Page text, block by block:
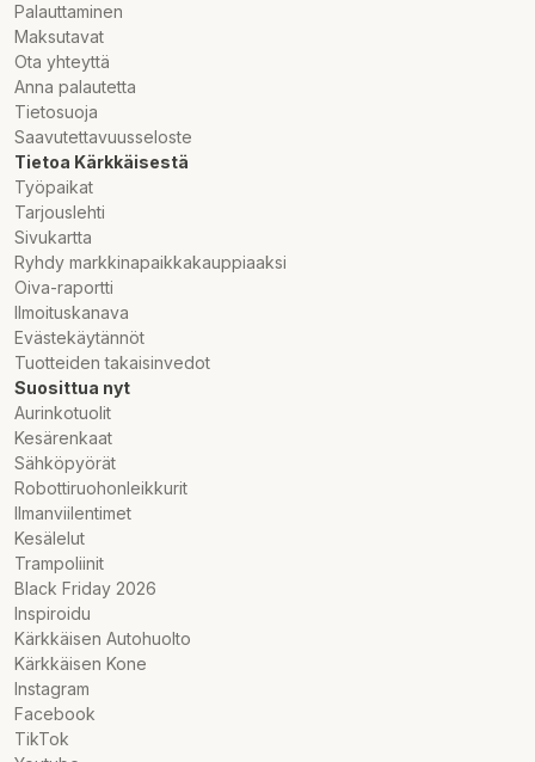
Palauttaminen
Maksutavat
Ota yhteyttä
Anna palautetta
Tietosuoja
Saavutettavuusseloste
Tietoa Kärkkäisestä
Työpaikat
Tarjouslehti
Sivukartta
Ryhdy markkinapaikkakauppiaaksi
Oiva-raportti
Ilmoituskanava
Evästekäytännöt
Tuotteiden takaisinvedot
Suosittua nyt
Aurinkotuolit
Kesärenkaat
Sähköpyörät
Robottiruohonleikkurit
Ilmanviilentimet
Kesälelut
Trampoliinit
Black Friday 2026
Inspiroidu
Kärkkäisen Autohuolto
Kärkkäisen Kone
Instagram
Facebook
TikTok